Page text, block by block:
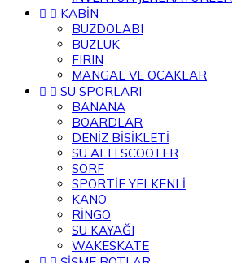
  KABİN
BUZDOLABI
BUZLUK
FIRIN
MANGAL VE OCAKLAR
  SU SPORLARI
BANANA
BOARDLAR
DENİZ BİSİKLETİ
SU ALTI SCOOTER
SÖRF
SPORTİF YELKENLİ
KANO
RİNGO
SU KAYAĞI
WAKESKATE